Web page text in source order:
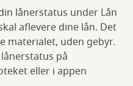
lånerstatus under Lån
aflevere dine lån. Det
materialet, uden gebyr.
på
eller i appen